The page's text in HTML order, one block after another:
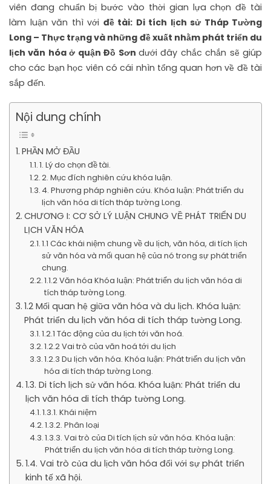
viên đang chuẩn bị bước vào thời gian lựa chọn đề tài
làm luận văn thì với đề tài: Di tích lịch sử Tháp Tường
Long – Thực trạng và những đề xuất nhằm phát triển du
lịch văn hóa ở quận Đồ Sơn dưới đây chắc chắn sẽ giúp
cho các bạn học viên có cái nhìn tổng quan hơn về đề tài
sắp đến.
Nội dung chính
PHẦN MỞ ĐẦU
1. Lý do chọn đề tài.
2. Mục đích nghiên cứu khóa luận.
4. Phương pháp nghiên cứu. Khóa luận: Phát triển du
lịch văn hóa di tích tháp tường Long.
CHƯƠNG I: CƠ SỞ LÝ LUẬN CHUNG VỀ PHÁT TRIỂN DU
LỊCH VĂN HÓA
1.1 Các khái niệm chung về du lịch, văn hóa, di tích lịch
sử văn hóa và mối quan hệ của nó trong sự phát triển
chung.
1.1.2 Văn hóa Khóa luận: Phát triển du lịch văn hóa di
tích tháp tường Long.
1.2 Mối quan hệ giữa văn hóa và du lịch. Khóa luận:
Phát triển du lịch văn hóa di tích tháp tường Long.
1.2.1 Tác động của du lịch tới văn hoá.
1.2.2 Vai trò của văn hoá tới du lịch
1.2.3 Du lịch văn hóa. Khóa luận: Phát triển du lịch văn
hóa di tích tháp tường Long.
1.3. Di tích lịch sử văn hóa. Khóa luận: Phát triển du
lịch văn hóa di tích tháp tường Long.
1.3.1. Khái niệm
1.3.2. Phân loại
1.3.3. Vai trò của Di tích lịch sử văn hóa. Khóa luận:
Phát triển du lịch văn hóa di tích tháp tường Long.
1.4. Vai trò của du lịch văn hóa đối với sự phát triển
kinh tế xã hội.